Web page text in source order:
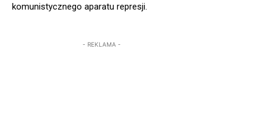
komunistycznego aparatu represji.
- REKLAMA -